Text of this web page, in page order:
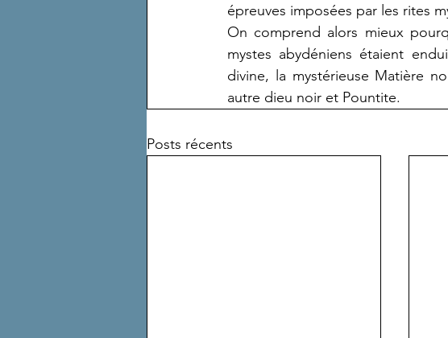
épreuves imposées par les rites
On comprend alors mieux
mystes abydéniens étaient
divine, la mystérieuse Matière
autre dieu noir et Pountite.
Posts récents